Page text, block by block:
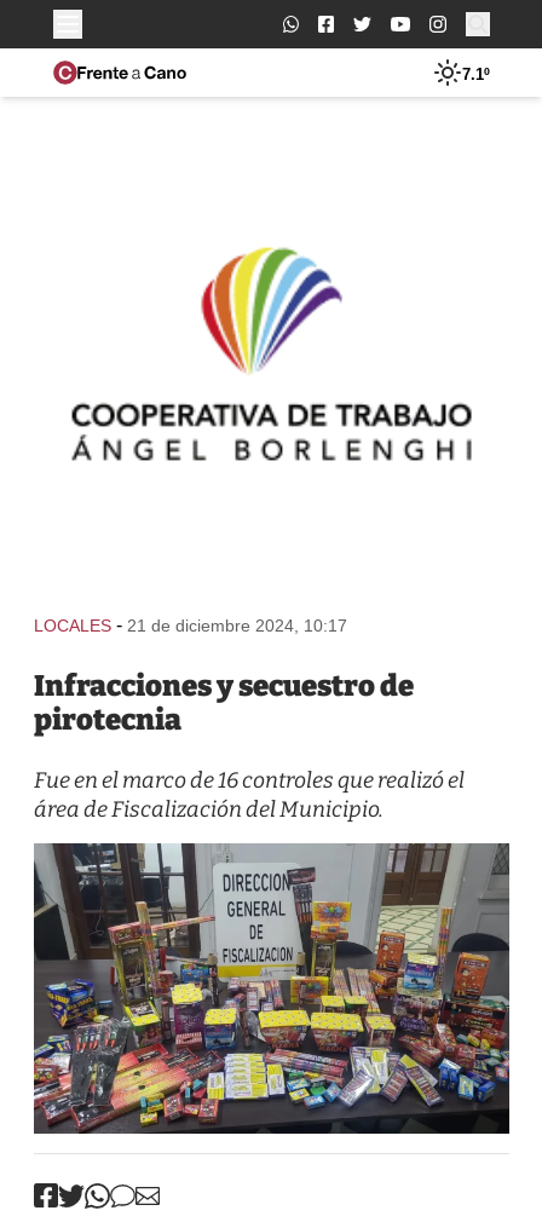
Buscar:
7.1º
LOCALES - 21 de diciembre 2024, 10:17
Infracciones y secuestro de
pirotecnia
Fue en el marco de 16 controles que realizó el
área de Fiscalización del Municipio.